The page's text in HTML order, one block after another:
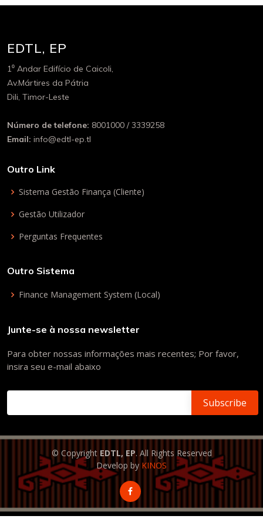
EDTL, EP
1⁰ Andar Edifício de Caicoli,
Av.Mártires da Pátria
Dili, Timor-Leste
Número de telefone: 8001000 / 3339258
Email: info@edtl-ep.tl
Outro Link
Sistema Gestão Finança (Cliente)
Gestão Utilizador
Perguntas Frequentes
Outro Sistema
Finance Management System (Local)
Junte-se à nossa newsletter
Para obter nossas informações mais recentes; Por favor,
insira seu e-mail abaixo
© Copyright EDTL, EP. All Rights Reserved
Develop by KINOS